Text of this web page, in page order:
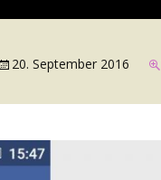
20. September 2016